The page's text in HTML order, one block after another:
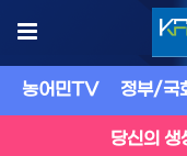
농어민TV 정부/국
당신의 생